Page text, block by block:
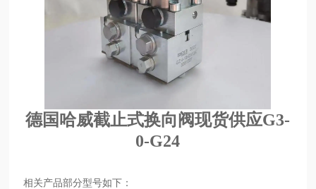
德国哈威截止式换向阀现货供应G3-
0-G24
相关产品部分型号如下：